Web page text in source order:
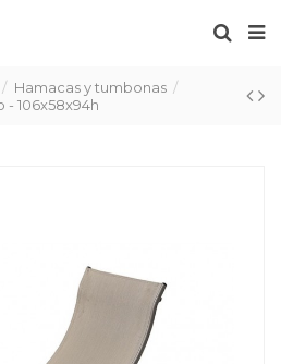
Hamacas y tumbonas
106x58x94h